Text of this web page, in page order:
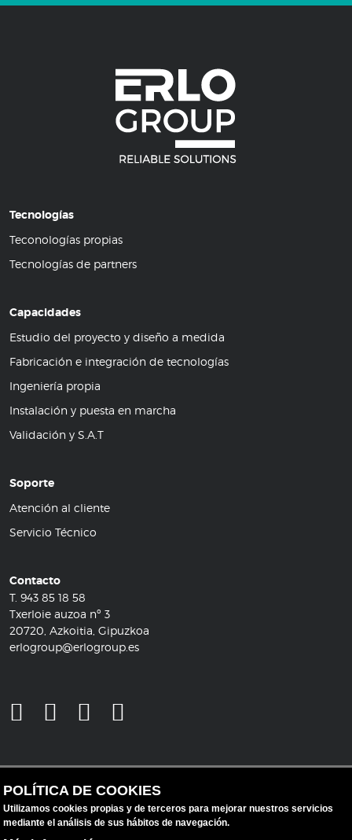
Tecnologías
Teconologías propias
Tecnologías de partners
Capacidades
Estudio del proyecto y diseño a medida
Fabricación e integración de tecnologías
Ingeniería propia
Instalación y puesta en marcha
Validación y S.A.T
Soporte
Atención al cliente
Servicio Técnico
Contacto
T. 943 85 18 58
Txerloie auzoa nº 3
20720, Azkoitia, Gipuzkoa
erlogroup@erlogroup.es
POLÍTICA DE COOKIES
Utilizamos cookies propias y de terceros para mejorar nuestros servicios
mediante el análisis de sus hábitos de navegación.